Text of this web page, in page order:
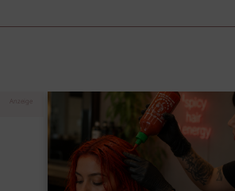
Anzeige